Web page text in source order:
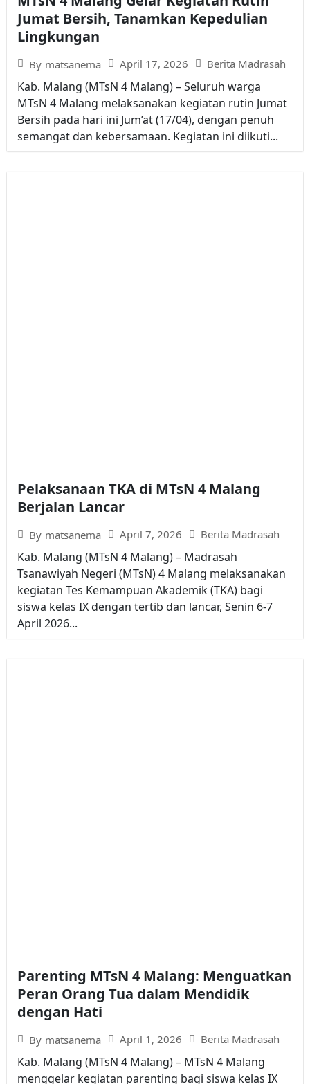
Jumat Bersih, Tanamkan Kepedulian
Lingkungan
By matsanema April 17, 2026 Berita Madrasah
Kab. Malang (MTsN 4 Malang) – Seluruh warga
MTsN 4 Malang melaksanakan kegiatan rutin Jumat
Bersih pada hari ini Jum’at (17/04), dengan penuh
semangat dan kebersamaan. Kegiatan ini diikuti...
Pelaksanaan TKA di MTsN 4 Malang
Berjalan Lancar
By matsanema April 7, 2026 Berita Madrasah
Kab. Malang (MTsN 4 Malang) – Madrasah
Tsanawiyah Negeri (MTsN) 4 Malang melaksanakan
kegiatan Tes Kemampuan Akademik (TKA) bagi
siswa kelas IX dengan tertib dan lancar, Senin 6-7
April 2026...
Parenting MTsN 4 Malang: Menguatkan
Peran Orang Tua dalam Mendidik
dengan Hati
By matsanema April 1, 2026 Berita Madrasah
Kab. Malang (MTsN 4 Malang) – MTsN 4 Malang
menggelar kegiatan parenting bagi siswa kelas IX